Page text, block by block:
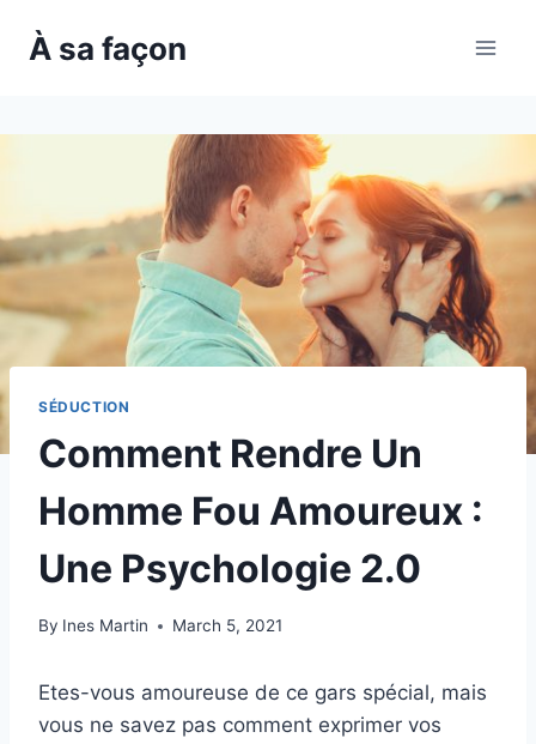
À sa façon
SÉDUCTION
Comment Rendre Un
Homme Fou Amoureux :
Une Psychologie 2.0
By Ines Martin March 5, 2021
Etes-vous amoureuse de ce gars spécial, mais
vous ne savez pas comment exprimer vos